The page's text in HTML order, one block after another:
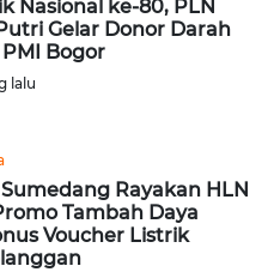
Nasional ke-80, PLN
Gelar Donor Darah
Bogor
lalu
Sumedang Rayakan HLN
Tambah Daya
Voucher Listrik